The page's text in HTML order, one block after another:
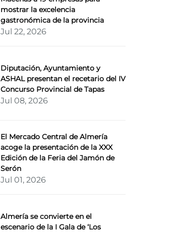
mostrar la excelencia
gastronómica de la provincia
Jul 22, 2026
Diputación, Ayuntamiento y
ASHAL presentan el recetario del IV
Concurso Provincial de Tapas
Jul 08, 2026
El Mercado Central de Almería
acoge la presentación de la XXX
Edición de la Feria del Jamón de
Serón
Jul 01, 2026
Almería se convierte en el
escenario de la I Gala de ‘Los